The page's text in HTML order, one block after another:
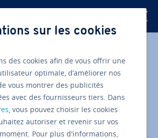
Python : la com­
l’utiliser
Facebook
sur Twitter
sur LinkedIn
sur les cookies
des cookies afin de vous offrir une
optimale, d’améliorer nos
vous montrer des publicités
avec des fournisseurs tiers. Dans
, vous pouvez choisir les cookies
autoriser et revenir sur vos
Pour plus d'informations,